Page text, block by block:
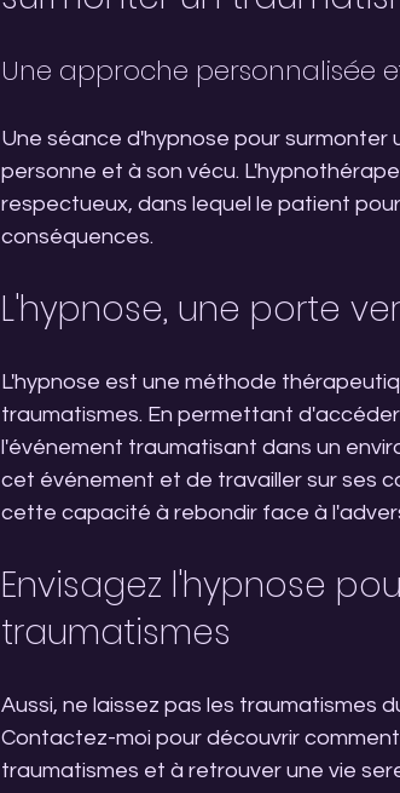
Une approche personnalisée
Une séance d'hypnose pour
personne et à son vécu.
respectueux, dans lequel le patient
conséquences.
L'hypnose, une porte
L'hypnose est une méthode
traumatismes. En permettant
l'événement traumatisant dans un
cet événement et de travailler sur ses
cette capacité à rebondir face à
Envisagez l'hypnose
traumatismes
Aussi, ne laissez pas les traumatismes
Contactez-moi pour découvrir
traumatismes et à retrouver une vie